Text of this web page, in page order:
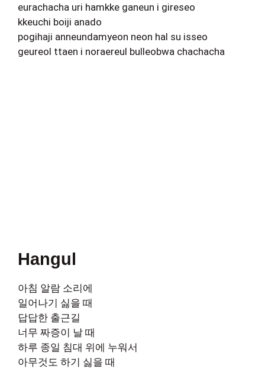
eurachacha uri hamkke ganeun i gireseo
kkeuchi boiji anado
pogihaji anneundamyeon neon hal su isseo
geureol ttaen i noraereul bulleobwa chachacha
Hangul
아침 알람 소리에
일어나기 싫을 때
답답한 출근길
너무 짜증이 날 때
하루 종일 침대 위에 누워서
아무것도 하기 싫을 때